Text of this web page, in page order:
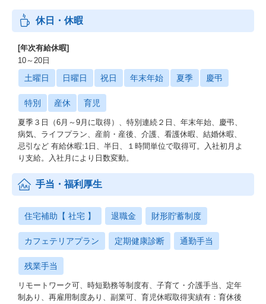
休日・休暇
[年次有給休暇]
10～20日
土曜日 日曜日 祝日 年末年始 夏季 慶弔
特別 産休 育児
夏季３日（6月～9月に取得）、特別連続２日、年末年始、慶弔、
病気、ライフプラン、産前・産後、介護、看護休暇、結婚休暇、
忌引など 有給休暇:1日、半日、１時間単位で取得可。入社初月よ
り支給。入社月により日数変動。
手当・福利厚生
住宅補助【 社宅 】 退職金 財形貯蓄制度
カフェテリアプラン 定期健康診断 通勤手当
残業手当
リモートワーク可、時短勤務等制度有、子育て・介護手当、定年
制あり、再雇用制度あり、副業可、育児休暇取得実績有：育休後